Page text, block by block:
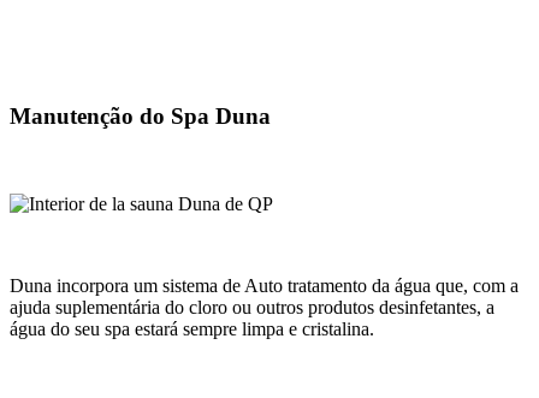
Manutenção do Spa Duna
Duna incorpora um sistema de Auto tratamento da água que, com a
ajuda suplementária do cloro ou outros produtos desinfetantes, a
água do seu spa estará sempre limpa e cristalina.